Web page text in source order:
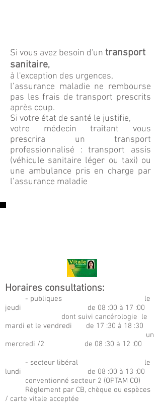
Si vous avez besoin d'un transport
sanitaire,
à l'exception des urgences,
l’assurance maladie ne rembourse
pas les frais de transport prescrits
après coup.
Si votre état de santé le justifie,
votre médecin traitant vous
prescrira un transport
professionnalisé : transport assis
(véhicule sanitaire léger ou taxi) ou
une ambulance pris en charge par
l’assurance maladie
Horaires consultations:
- publiques le
jeudi de 08 :00 à 17 :00
dont suivi cancérologie le
mardi et le vendredi de 17 :30 à 18 :30
un
mercredi /2 de 08 :30 à 12 :00
- secteur libéral le
lundi de 08 :00 à 13 :00
conventionné secteur 2 (OPTAM CO)
Règlement par CB, chèque ou espèces
/ carte vitale acceptée